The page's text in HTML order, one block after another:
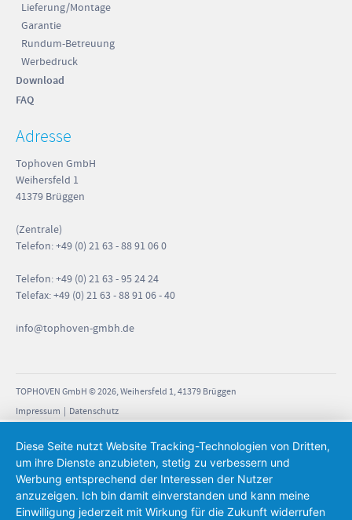
Lieferung/Montage
Garantie
Rundum-Betreuung
Werbedruck
Download
FAQ
Adresse
Tophoven GmbH
Weihersfeld 1
41379 Brüggen
(Zentrale)
Telefon: +49 (0) 21 63 - 88 91 06 0
Telefon: +49 (0) 21 63 - 95 24 24
Telefax: +49 (0) 21 63 - 88 91 06 - 40
info@tophoven-gmbh.de
TOPHOVEN GmbH © 2026, Weihersfeld 1, 41379 Brüggen
Impressum | Datenschutz
Diese Seite nutzt Website Tracking-Technologien von Dritten,
um ihre Dienste anzubieten, stetig zu verbessern und
Werbung entsprechend der Interessen der Nutzer
anzuzeigen. Ich bin damit einverstanden und kann meine
Einwilligung jederzeit mit Wirkung für die Zukunft widerrufen